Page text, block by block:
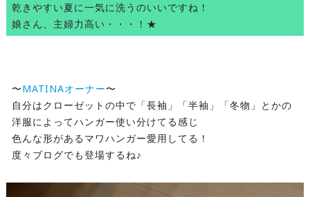
乾きやすい夏に一気に洗うのいいですね！
娘さん、主婦力高い・・・！★
〜MATINAオーナー〜
自分はクローゼットの中で「長袖」「半袖」「冬物」とかの
洋服によってハンガー使い分けてる感じ
色んな形があるマワハンガー愛用してる！
度々ブログでも登場するね♪